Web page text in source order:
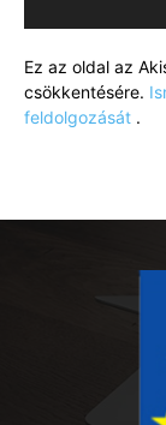
Ez az oldal az
csökkentésére.
feldolgozását .